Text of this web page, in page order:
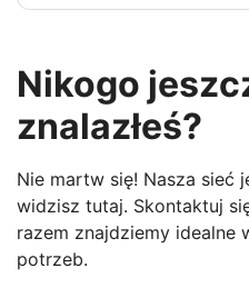
Nikogo
znalazłeś?
Nie martw się! Nasza sieć
widzisz tutaj. Skontaktuj
razem znajdziemy idealne
potrzeb.